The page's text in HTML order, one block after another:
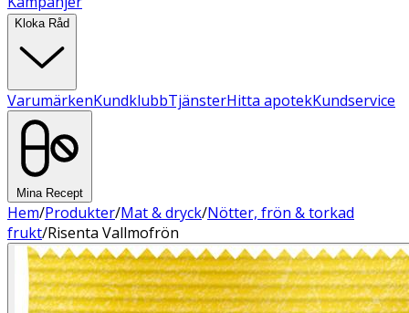
Kloka Råd
VarumärkenKundklubbTjänsterHitta apotekKundservice
Mina Recept
Hem/Produkter/Mat & dryck/Nötter, frön & torkad
frukt/Risenta Vallmofrön